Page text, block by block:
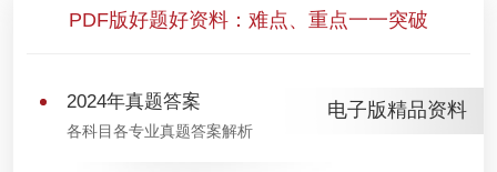
PDF版好题好资料：难点、重点一一突破
2024年真题答案
各科目各专业真题答案解析
电子版精品资料